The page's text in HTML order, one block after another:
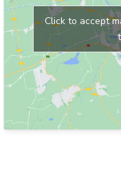
Click to accept